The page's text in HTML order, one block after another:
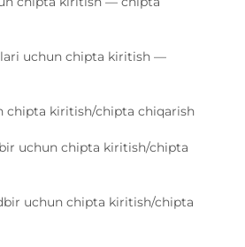
uchun chipta kiritish —
chipta kiritish/chipta chiqarish
uchun chipta kiritish/chipta
uchun chipta kiritish/chipta